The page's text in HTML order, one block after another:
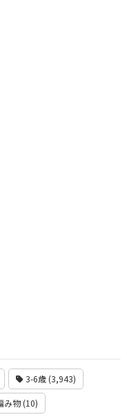
3-6歳 (3,943)
み物 (10)